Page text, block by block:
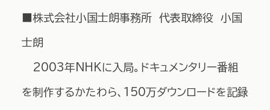
■株式会社小国士朗事務所 代表取締役 小国
士朗
2003年NHKに入局。ドキュメンタリー番組
を制作するかたわら、150万ダウンロードを記録